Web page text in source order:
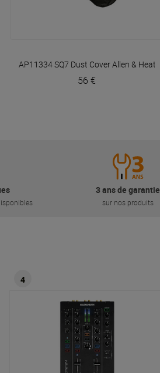
VOIR EN DÉTAIL
AP11334 SQ7 Dust CoverAllen & Heath
56 €
3 ans de garantie
sur nos produits
4